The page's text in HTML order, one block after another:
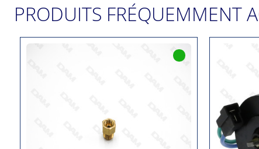
PRODUITS FRÉQUEMMENT